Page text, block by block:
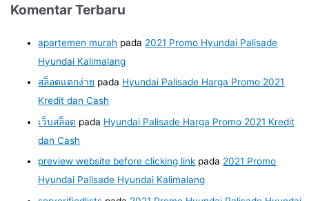
Komentar Terbaru
apartemen murah pada 2021 Promo Hyundai Palisade
Hyundai Kalimalang
สล็อตแตกง่าย pada Hyundai Palisade Harga Promo 2021
Kredit dan Cash
เว็บสล็อต pada Hyundai Palisade Harga Promo 2021 Kredit
dan Cash
preview website before clicking link pada 2021 Promo
Hyundai Palisade Hyundai Kalimalang